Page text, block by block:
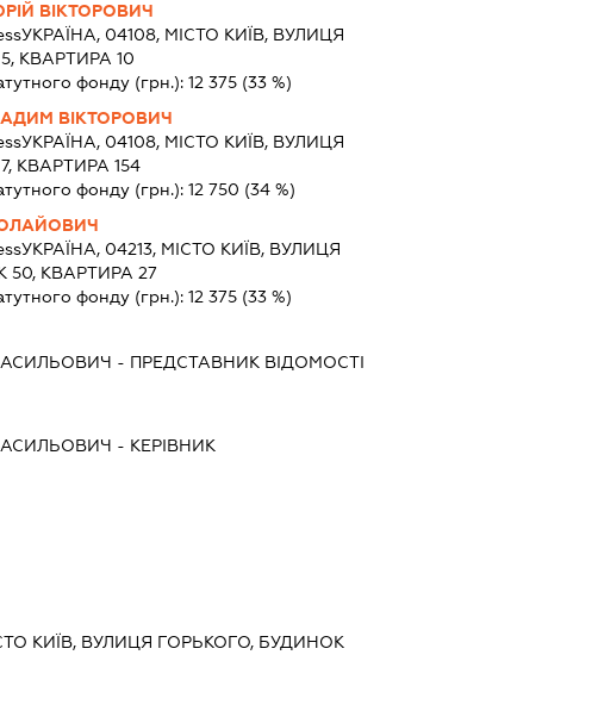
ВІКТОРОВИЧ
УКРАЇНА, 04108, МІСТО КИЇВ, ВУЛИЦЯ
КВАРТИРА 10
фонду (грн.):12 375 (33 %)
ВІКТОРОВИЧ
УКРАЇНА, 04108, МІСТО КИЇВ, ВУЛИЦЯ
КВАРТИРА 154
фонду (грн.):12 750 (34 %)
УКРАЇНА, 04213, МІСТО КИЇВ, ВУЛИЦЯ
50, КВАРТИРА 27
фонду (грн.):12 375 (33 %)
- ПРЕДСТАВНИК ВІДОМОСТІ
- КЕРІВНИК
КИЇВ, ВУЛИЦЯ ГОРЬКОГО, БУДИНОК